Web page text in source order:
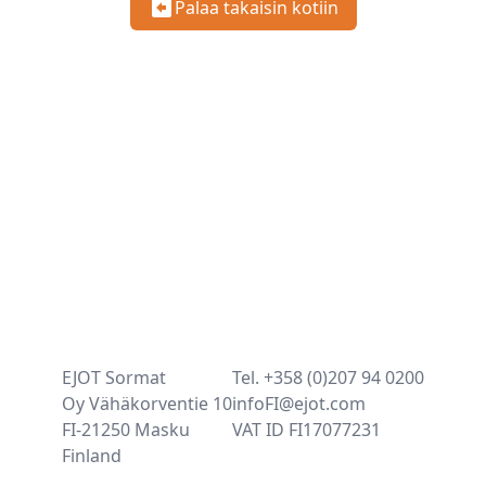
Palaa takaisin kotiin
EJOT Sormat
Oy Vähäkorventie 10
FI-21250 Masku
Finland
Tel. +358 (0)207 94 0200
infoFI@ejot.com
VAT ID FI17077231